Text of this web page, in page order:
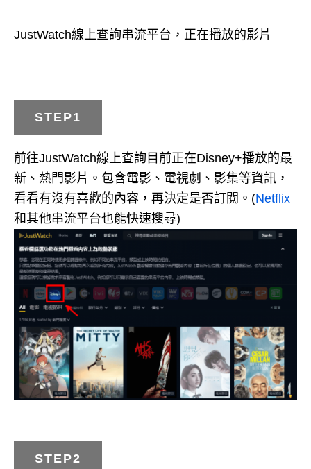
JustWatch線上查詢串流平台，正在播放的影片
STEP1
前往JustWatch線上查詢目前正在Disney+播放的最
新、熱門影片。包含電影、電視劇、影集等資訊，
看看有沒有喜歡的內容，再決定是否訂閱。(Netflix
和其他串流平台也能快速搜尋)
STEP2